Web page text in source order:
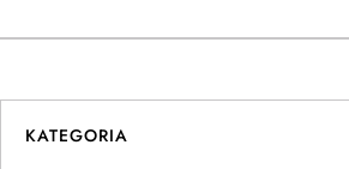
w
i KATEGORIA